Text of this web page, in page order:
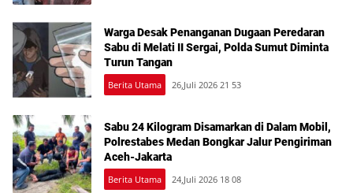
Warga Desak Penanganan Dugaan Peredaran
Sabu di Melati II Sergai, Polda Sumut Diminta
Turun Tangan
Berita Utama 26,Juli 2026 21 53
Sabu 24 Kilogram Disamarkan di Dalam Mobil,
Polrestabes Medan Bongkar Jalur Pengiriman
Aceh-Jakarta
Berita Utama 24,Juli 2026 18 08